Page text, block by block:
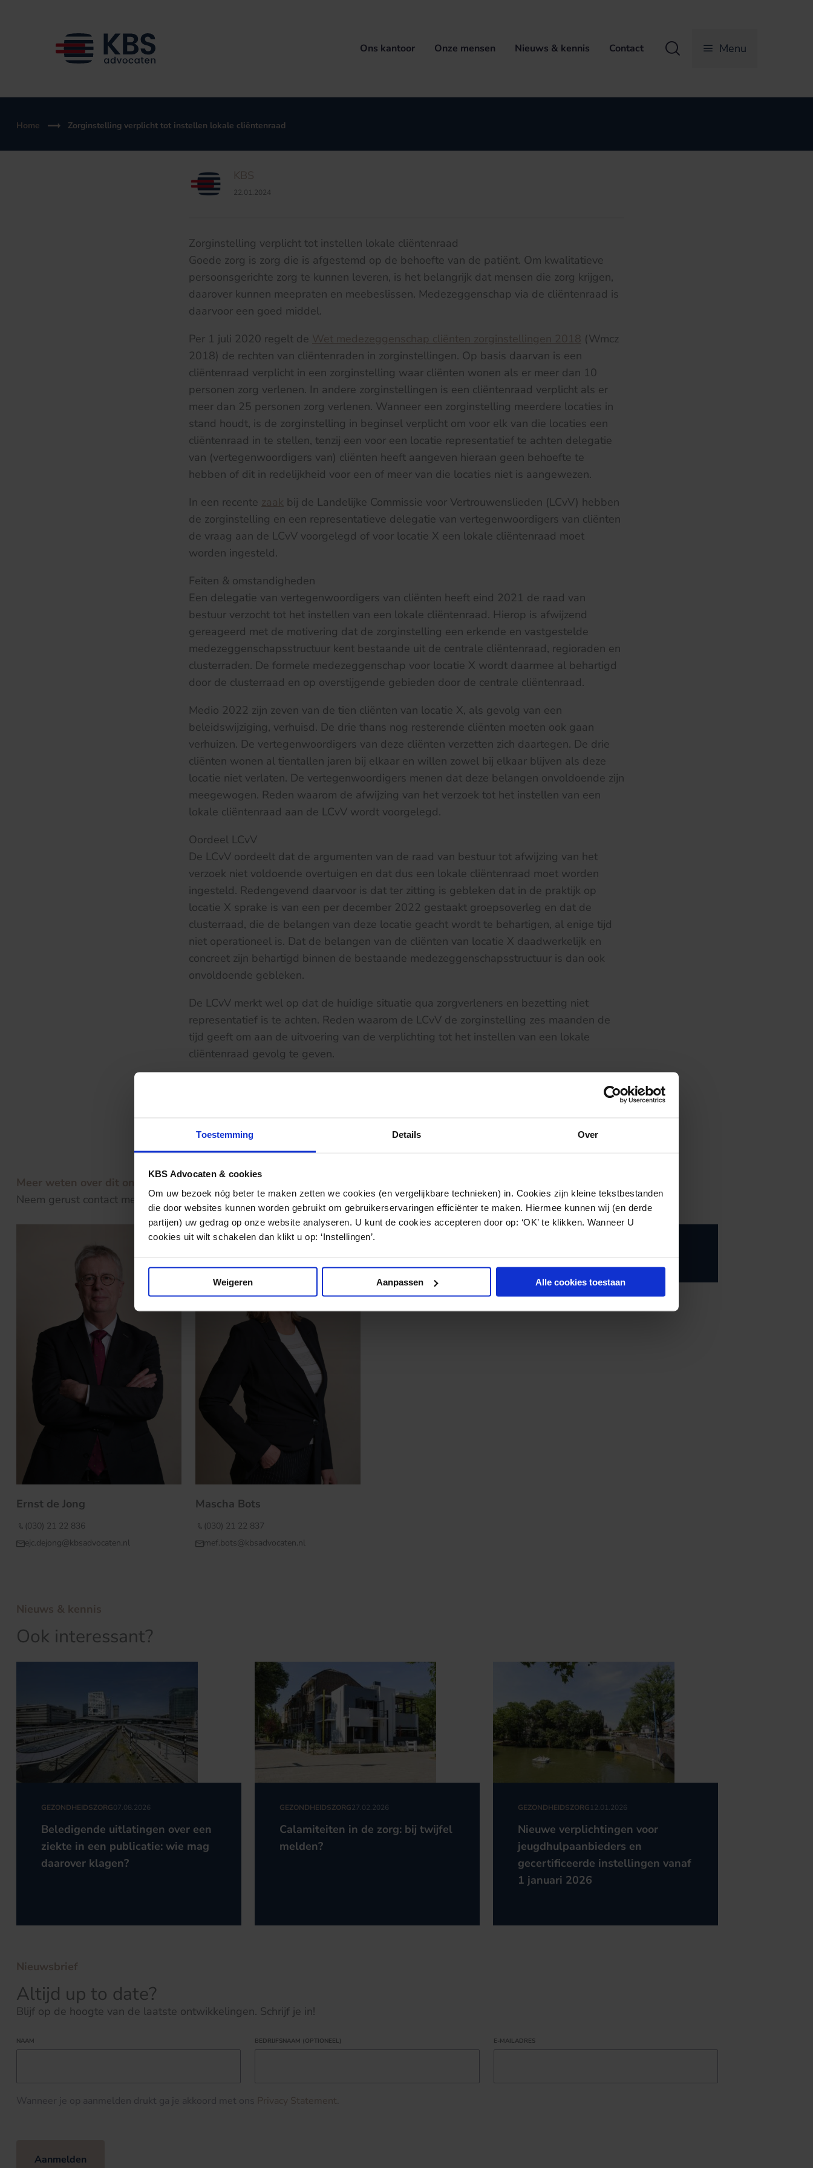
Toestemming Details Over
KBS Advocaten & cookies
Om uw bezoek nóg beter te maken zetten we cookies (en vergelijkbare technieken) in. Cookies zijn kleine tekstbestanden
die door websites kunnen worden gebruikt om gebruikerservaringen efficiënter te maken. Hiermee kunnen wij (en derde
partijen) uw gedrag op onze website analyseren. U kunt de cookies accepteren door op: ‘OK’ te klikken. Wanneer U
cookies uit wilt schakelen dan klikt u op: ‘Instellingen’.
Weigeren Aanpassen Alle cookies toestaan
Ons kantoor Onze mensen Nieuws & kennis Contact Zoeken Menu
Home Zorginstelling verplicht tot instellen lokale cliëntenraad
KBS
22.01.2024
Zorginstelling verplicht tot instellen lokale cliëntenraad
Goede zorg is zorg die is afgestemd op de behoefte van de patiënt. Om kwalitatieve
persoonsgerichte zorg te kunnen leveren, is het belangrijk dat mensen die zorg krijgen,
daarover kunnen meepraten en meebeslissen. Medezeggenschap via de cliëntenraad is
daarvoor een goed middel.
Per 1 juli 2020 regelt de Wet medezeggenschap cliënten zorginstellingen 2018 (Wmcz
2018) de rechten van cliëntenraden in zorginstellingen. Op basis daarvan is een
cliëntenraad verplicht in een zorginstelling waar cliënten wonen als er meer dan 10
personen zorg verlenen. In andere zorginstellingen is een cliëntenraad verplicht als er
meer dan 25 personen zorg verlenen. Wanneer een zorginstelling meerdere locaties in
stand houdt, is de zorginstelling in beginsel verplicht om voor elk van die locaties een
cliëntenraad in te stellen, tenzij een voor een locatie representatief te achten delegatie
van (vertegenwoordigers van) cliënten heeft aangeven hieraan geen behoefte te
hebben of dit in redelijkheid voor een of meer van die locaties niet is aangewezen.
In een recente zaak bij de Landelijke Commissie voor Vertrouwenslieden (LCvV) hebben
de zorginstelling en een representatieve delegatie van vertegenwoordigers van cliënten
de vraag aan de LCvV voorgelegd of voor locatie X een lokale cliëntenraad moet
worden ingesteld.
Feiten & omstandigheden
Een delegatie van vertegenwoordigers van cliënten heeft eind 2021 de raad van
bestuur verzocht tot het instellen van een lokale cliëntenraad. Hierop is afwijzend
gereageerd met de motivering dat de zorginstelling een erkende en vastgestelde
medezeggenschapsstructuur kent bestaande uit de centrale cliëntenraad, regioraden en
clusterraden. De formele medezeggenschap voor locatie X wordt daarmee al behartigd
door de clusterraad en op overstijgende gebieden door de centrale cliëntenraad.
Medio 2022 zijn zeven van de tien cliënten van locatie X, als gevolg van een
beleidswijziging, verhuisd. De drie thans nog resterende cliënten moeten ook gaan
verhuizen. De vertegenwoordigers van deze cliënten verzetten zich daartegen. De drie
cliënten wonen al tientallen jaren bij elkaar en willen zowel bij elkaar blijven als deze
locatie niet verlaten. De vertegenwoordigers menen dat deze belangen onvoldoende zijn
meegewogen. Reden waarom de afwijzing van het verzoek tot het instellen van een
lokale cliëntenraad aan de LCvV wordt voorgelegd.
Oordeel LCvV
De LCvV oordeelt dat de argumenten van de raad van bestuur tot afwijzing van het
verzoek niet voldoende overtuigen en dat dus een lokale cliëntenraad moet worden
ingesteld. Redengevend daarvoor is dat ter zitting is gebleken dat in de praktijk op
locatie X sprake is van een per december 2022 gestaakt groepsoverleg en dat de
clusterraad, die de belangen van deze locatie geacht wordt te behartigen, al enige tijd
niet operationeel is. Dat de belangen van de cliënten van locatie X daadwerkelijk en
concreet zijn behartigd binnen de bestaande medezeggenschapsstructuur is dan ook
onvoldoende gebleken.
De LCvV merkt wel op dat de huidige situatie qua zorgverleners en bezetting niet
representatief is te achten. Reden waarom de LCvV de zorginstelling zes maanden de
tijd geeft om aan de uitvoering van de verplichting tot het instellen van een lokale
cliëntenraad gevolg te geven.
reeds aanwezen medezeggenschapsorganen wordt vertegenwoordigd. Is dat niet het
geval? Dan doet u er verstandig aan alsnog een lokale cliëntenraad in te stellen.
Meer weten over dit onderwerp?
Neem gerust contact met ons op!
Ernst de Jong
(030) 21 22 836
ejc.dejong@kbsadvocaten.nl
Mascha Bots
(030) 21 22 837
mef.bots@kbsadvocaten.nl
Nieuws & kennis
Ook interessant?
GEZONDHEIDSZORG07.08.2026
Beledigende uitlatingen over een
ziekte in een publicatie: wie mag
daarover klagen?
GEZONDHEIDSZORG27.02.2026
Calamiteiten in de zorg: bij twijfel
melden?
GEZONDHEIDSZORG12.01.2026
Nieuwe verplichtingen voor
jeugdhulpaanbieders en
gecertificeerde instellingen vanaf
1 januari 2026
Nieuwsbrief
Altijd up to date?
Blijf op de hoogte van de laatste ontwikkelingen. Schrijf je in!
NAAM BEDRIJFSNAAM (OPTIONEEL) E-MAILADRES
Wanneer je op aanmelden drukt ga je akkoord met ons Privacy Statement.
Aanmelden